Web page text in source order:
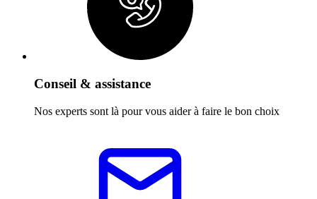
Conseil & assistance
Nos experts sont là pour vous aider à faire le bon choix